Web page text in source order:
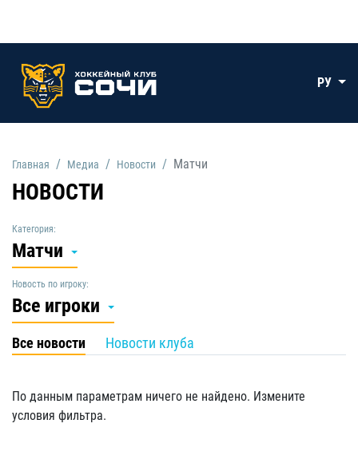
РУ
Главная Медиа Новости Матчи
НОВОСТИ
Категория:
Матчи
Новость по игроку:
Все игроки
Все новости Новости клуба
По данным параметрам ничего не найдено. Измените
условия фильтра.